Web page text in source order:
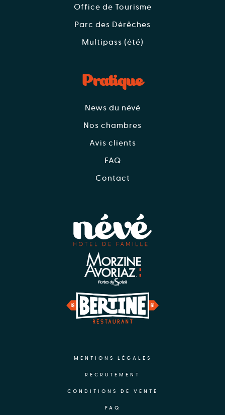
Office de Tourisme
Parc des Dérêches
Multipass (été)
Pratique
News du névé
Nos chambres
Avis clients
FAQ
Contact
MENTIONS LÉGALES
RECRUTEMENT
CONDITIONS DE VENTE
FAQ